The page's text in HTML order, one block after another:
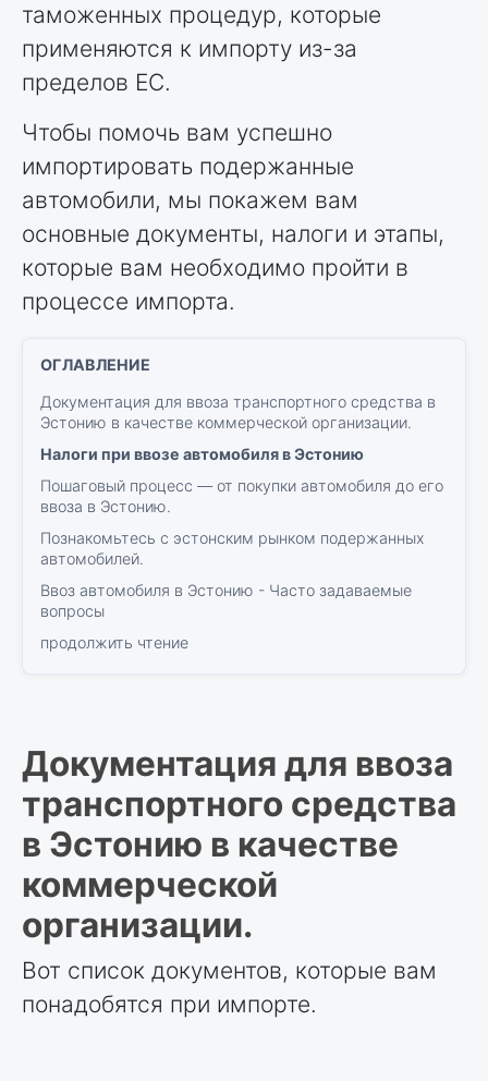
таможенных процедур, которые
применяются к импорту из-за
пределов ЕС.
Чтобы помочь вам успешно
импортировать подержанные
автомобили, мы покажем вам
основные документы, налоги и этапы,
которые вам необходимо пройти в
процессе импорта.
Документация для ввоза транспортного средства в
Эстонию в качестве коммерческой организации.
Налоги при ввозе автомобиля в Эстонию
Пошаговый процесс — от покупки автомобиля до его
ввоза в Эстонию.
Познакомьтесь с эстонским рынком подержанных
автомобилей.
Ввоз автомобиля в Эстонию - Часто задаваемые
вопросы
продолжить чтение
Документация для ввоза
транспортного средства
в Эстонию в качестве
коммерческой
организации.
Вот список документов, которые вам
понадобятся при импорте.